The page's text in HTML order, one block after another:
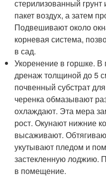
стерилизованный
пакет воздух, а затем
Подвешивают около
корневая система,
в сад.
Укоренение в горшке.
дренаж толщиной до 5
почвенный субстрат
черенка обмазывают
охлаждают. Эта мера
рост. Окунают нижние
высаживают.
укутывают пледом и
застекленную лоджию.
в помещение.